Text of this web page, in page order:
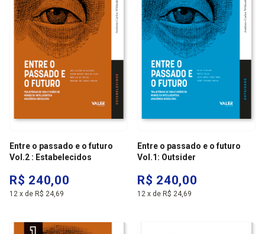
Entre o passado e o futuro
Vol.2 : Estabelecidos
R$ 240,00
12 x de R$ 24,69
Entre o passado e o futuro
Vol.1: Outsider
R$ 240,00
12 x de R$ 24,69